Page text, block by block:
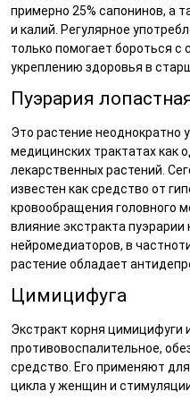
примерно 25% сапонинов, а
и калий. Регулярное
только помогает бороться
укреплению здоровья в
Пуэрария
Это растение неоднократно
медицинских трактатах как
лекарственных растений.
известен как средство от
кровообращения головного
влияние экстракта пуэрарии
нейромедиаторов, в
растение обладает
Цимицифуга
Экстракт корня цимицифуги
противовоспалительное,
средство. Его применяют
цикла у женщин и